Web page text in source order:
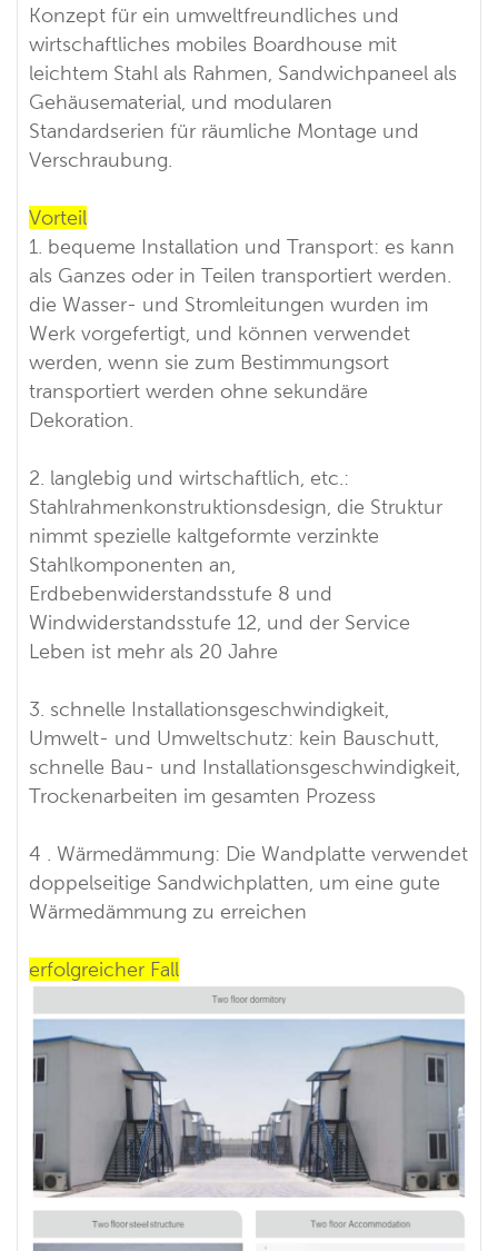
Konzept für ein umweltfreundliches und
wirtschaftliches mobiles Boardhouse mit
leichtem Stahl als Rahmen, Sandwichpaneel als
Gehäusematerial, und modularen
Standardserien für räumliche Montage und
Verschraubung.
Vorteil
1. bequeme Installation und Transport: es kann
als Ganzes oder in Teilen transportiert werden.
die Wasser- und Stromleitungen wurden im
Werk vorgefertigt, und können verwendet
werden, wenn sie zum Bestimmungsort
transportiert werden ohne sekundäre
Dekoration.
2. langlebig und wirtschaftlich, etc.:
Stahlrahmenkonstruktionsdesign, die Struktur
nimmt spezielle kaltgeformte verzinkte
Stahlkomponenten an,
Erdbebenwiderstandsstufe 8 und
Windwiderstandsstufe 12, und der Service
Leben ist mehr als 20 Jahre
3. schnelle Installationsgeschwindigkeit,
Umwelt- und Umweltschutz: kein Bauschutt,
schnelle Bau- und Installationsgeschwindigkeit,
Trockenarbeiten im gesamten Prozess
4 . Wärmedämmung: Die Wandplatte verwendet
doppelseitige Sandwichplatten, um eine gute
Wärmedämmung zu erreichen
erfolgreicher Fall